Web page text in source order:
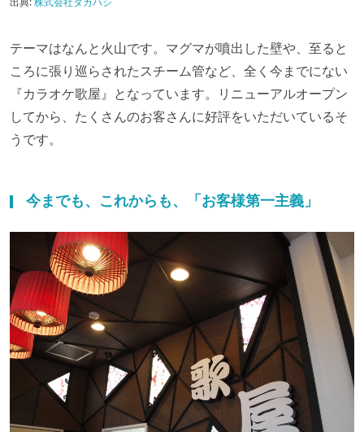
テーマはなんと火山です。マグマが噴出した壁や、至ると
ころに張り巡らされたスチーム管など、全く今までにない
『カラオケ歌屋』となっています。リニューアルオープン
してから、たくさんのお客さんに好評をいただいているそ
うです。
今までも、これからも、「お客様第一主義」